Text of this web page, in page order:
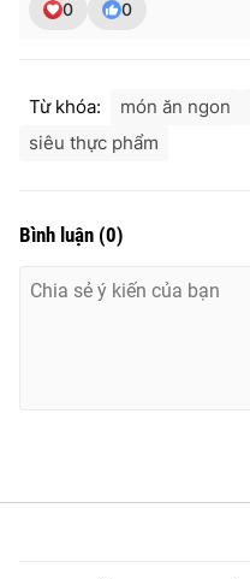
0 0
Từ khóa: món ăn ngon
siêu thực phẩm
Bình luận (0)